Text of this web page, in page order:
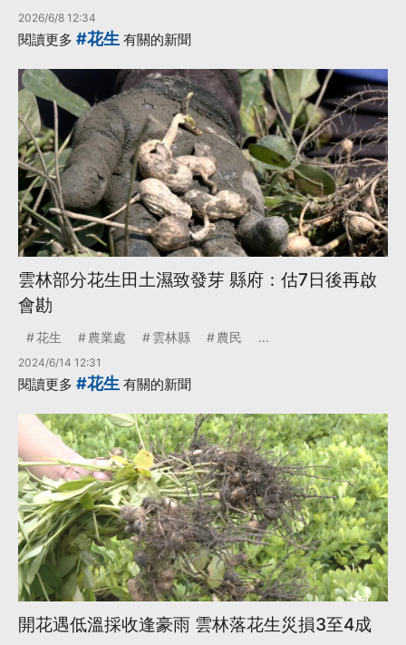
2026/6/8 12:34
閱讀更多 #花生 有關的新聞
雲林部分花生田土濕致發芽 縣府：估7日後再啟
會勘
花生 農業處 雲林縣 農民 ...
2024/6/14 12:31
閱讀更多 #花生 有關的新聞
開花遇低溫採收逢豪雨 雲林落花生災損3至4成